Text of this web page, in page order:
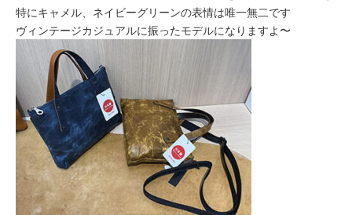
特にキャメル、ネイビーグリーンの表情は唯一無二です
ヴィンテージカジュアルに振ったモデルになりますよ〜